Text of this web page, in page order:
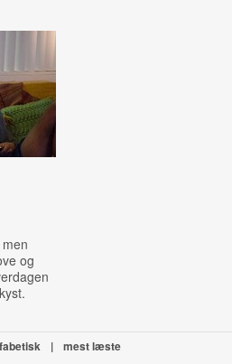
og
| mest læste